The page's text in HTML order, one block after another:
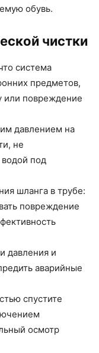
обувь.
чистки
система
предметов,
или повреждение
давлением на
не
водой под
шланга в трубе:
повреждение
давления и
аварийные
спустите
осмотр